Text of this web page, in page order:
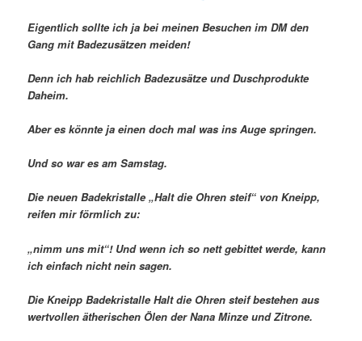
Eigentlich sollte ich ja bei meinen Besuchen im DM den
Gang mit Badezusätzen meiden!
Denn ich hab reichlich Badezusätze und Duschprodukte
Daheim.
Aber es könnte ja einen doch mal was ins Auge springen.
Und so war es am Samstag.
Die neuen Badekristalle „Halt die Ohren steif“ von Kneipp,
reifen mir förmlich zu:
„nimm uns mit“! Und wenn ich so nett gebittet werde, kann
ich einfach nicht nein sagen.
Die Kneipp Badekristalle Halt die Ohren steif bestehen aus
wertvollen ätherischen Ölen der Nana Minze und Zitrone.